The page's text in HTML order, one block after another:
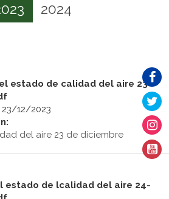
2024
estado de calidad del aire 23-
23/12/2023
del aire 23 de diciembre
estado de lcalidad del aire 24-